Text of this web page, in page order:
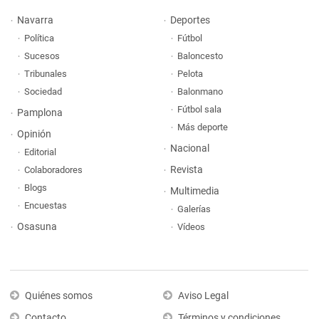
Navarra
Política
Sucesos
Tribunales
Sociedad
Pamplona
Opinión
Editorial
Colaboradores
Blogs
Encuestas
Osasuna
Deportes
Fútbol
Baloncesto
Pelota
Balonmano
Fútbol sala
Más deporte
Nacional
Revista
Multimedia
Galerías
Vídeos
Quiénes somos
Aviso Legal